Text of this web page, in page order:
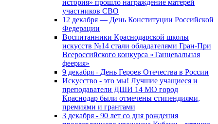
история» прошло награждение матерей
участников СВО
12 декабря — День Конституции Российской
Федерации
Воспитанники Краснодарской школы
искусств №14 стали обладателями Гран-При
Всероссийского конкурса «Танцевальная
феерия»
9 декабря - День Героев Отечества в России
Искусство - это мы! Лучшие учащиеся и
преподаватели ДШИ 14 МО город
Краснодар были отмечены стипендиями,
премиями и грантами
3 декабря - 90 лет со дня рождения